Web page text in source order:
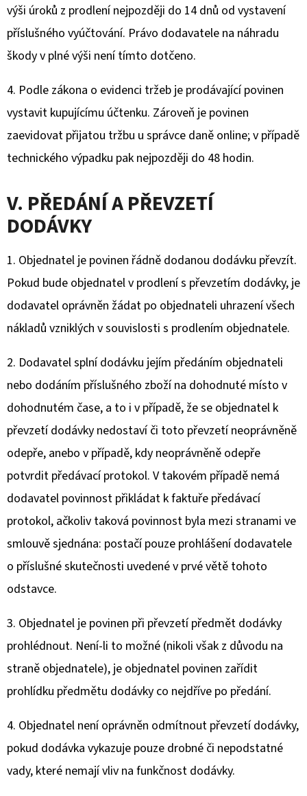
výši úroků z prodlení nejpozději do 14 dnů od vystavení
příslušného vyúčtování. Právo dodavatele na náhradu
škody v plné výši není tímto dotčeno.
4. Podle zákona o evidenci tržeb je prodávající povinen
vystavit kupujícímu účtenku. Zároveň je povinen
zaevidovat přijatou tržbu u správce daně online; v případě
technického výpadku pak nejpozději do 48 hodin.
V. PŘEDÁNÍ A PŘEVZETÍ
DODÁVKY
1. Objednatel je povinen řádně dodanou dodávku převzít.
Pokud bude objednatel v prodlení s převzetím dodávky, je
dodavatel oprávněn žádat po objednateli uhrazení všech
nákladů vzniklých v souvislosti s prodlením objednatele.
2. Dodavatel splní dodávku jejím předáním objednateli
nebo dodáním příslušného zboží na dohodnuté místo v
dohodnutém čase, a to i v případě, že se objednatel k
převzetí dodávky nedostaví či toto převzetí neoprávněně
odepře, anebo v případě, kdy neoprávněně odepře
potvrdit předávací protokol. V takovém případě nemá
dodavatel povinnost přikládat k faktuře předávací
protokol, ačkoliv taková povinnost byla mezi stranami ve
smlouvě sjednána: postačí pouze prohlášení dodavatele
o příslušné skutečnosti uvedené v prvé větě tohoto
odstavce.
3. Objednatel je povinen při převzetí předmět dodávky
prohlédnout. Není-li to možné (nikoli však z důvodu na
straně objednatele), je objednatel povinen zařídit
prohlídku předmětu dodávky co nejdříve po předání.
4. Objednatel není oprávněn odmítnout převzetí dodávky,
pokud dodávka vykazuje pouze drobné či nepodstatné
vady, které nemají vliv na funkčnost dodávky.